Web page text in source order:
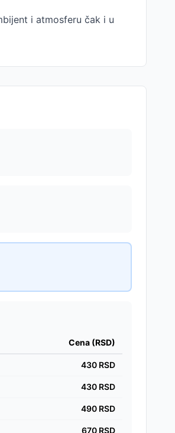
i atmosferu čak i u
Cena (RSD)
430 RSD
430 RSD
490 RSD
670 RSD